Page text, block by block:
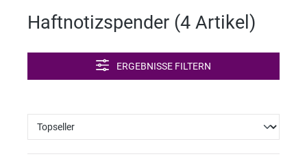
Haftnotizspender (4 Artikel )
ERGEBNISSE FILTERN